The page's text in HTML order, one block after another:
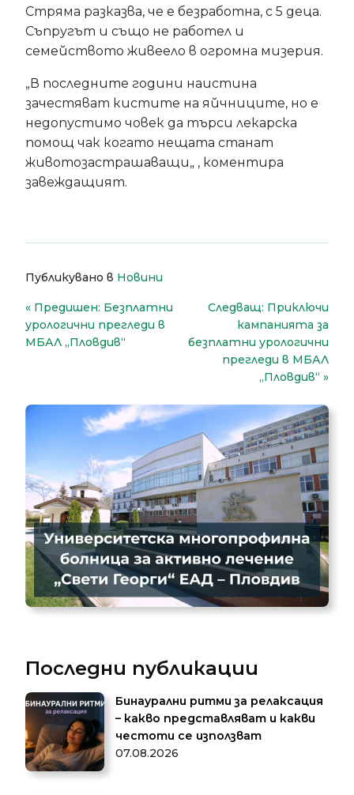
Стряма разказва, че е безработна, с 5 деца.
Съпругът и също не работел и
семейството живеело в огромна мизерия.
„В последните години наистина
зачестяват кистите на яйчниците, но е
недопустимо човек да търси лекарска
помощ чак когато нещата станат
животозастрашаващи„ , коментира
завеждащият.
Публикувано в Новини
Навигация
Предишен: Безплатни
урологични прегледи в
МБАЛ „Пловдив“
Следващ: Приключи
кампанията за
безплатни урологични
прегледи в МБАЛ
„Пловдив“
Последни публикации
Бинаурални ритми за релаксация
– какво представляват и какви
честоти се използват
07.08.2026